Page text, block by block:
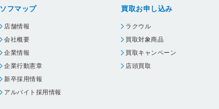
ソフマップ
店舗情報
会社概要
企業情報
企業行動憲章
新卒採用情報
アルバイト採用情報
買取お申し込み
ラクウル
買取対象商品
買取キャンペーン
店頭買取